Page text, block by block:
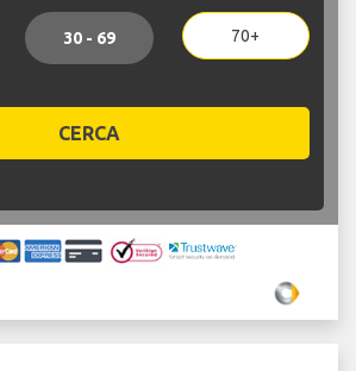
30 - 69 70+
CERCA